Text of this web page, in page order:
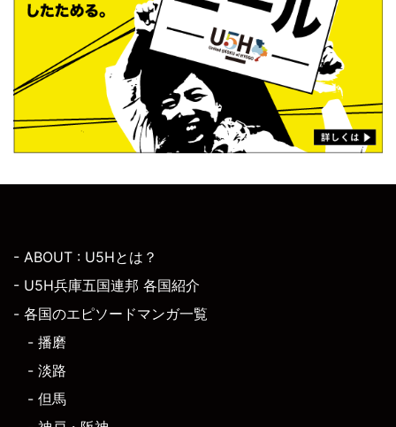
- ABOUT : U5Hとは？
- U5H兵庫五国連邦 各国紹介
- 各国のエピソードマンガ一覧
- 播磨
- 淡路
- 但馬